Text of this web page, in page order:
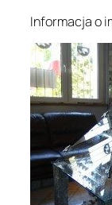
Informacja o